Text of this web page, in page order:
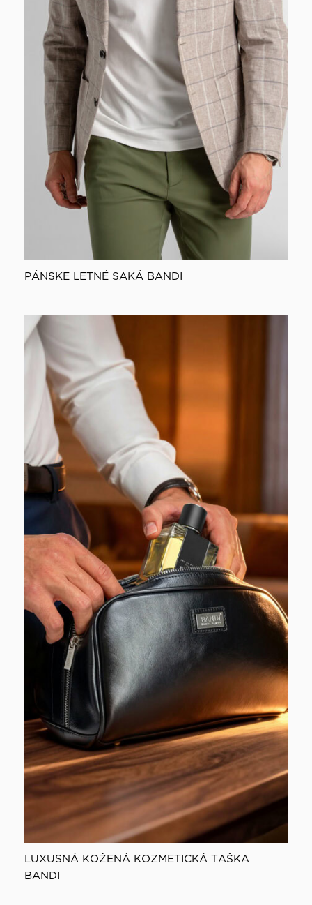
PÁNSKE LETNÉ SAKÁ BANDI
LUXUSNÁ KOŽENÁ KOZMETICKÁ TAŠKA
BANDI